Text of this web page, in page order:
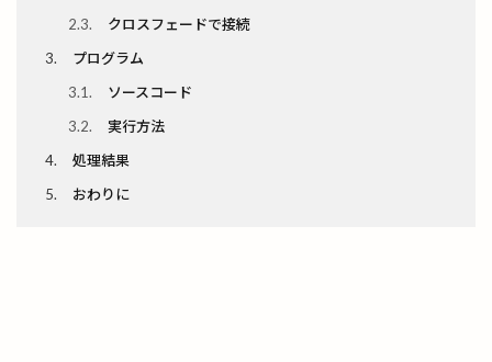
2.3
クロスフェードで接続
3
プログラム
3.1
ソースコード
3.2
実行方法
4
処理結果
5
おわりに